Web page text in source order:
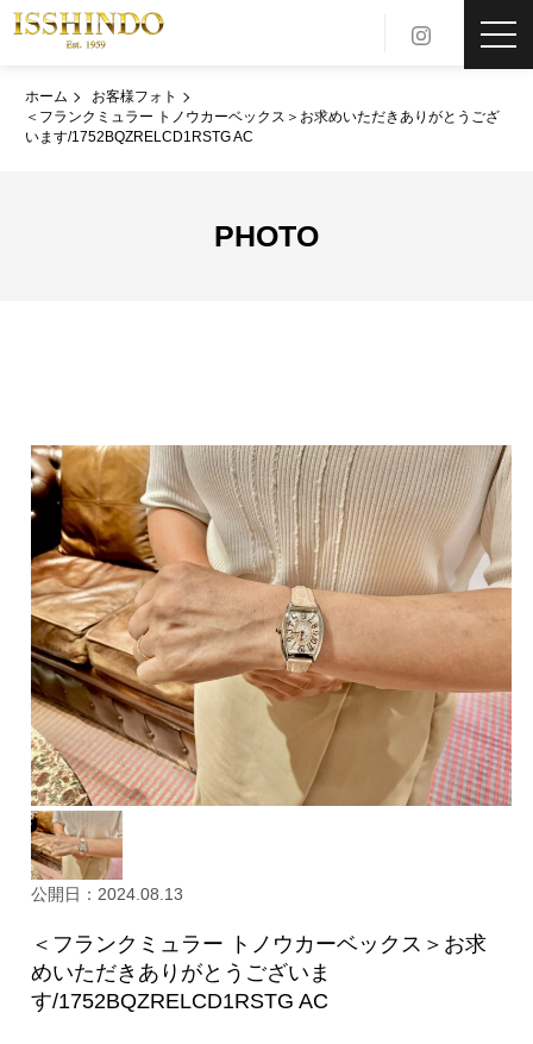
ホーム
お客様フォト
＜フランクミュラー トノウカーベックス＞お求めいただきありがとうござ
います/1752BQZRELCD1RSTG AC
PHOTO
公開日：2024.08.13
＜フランクミュラー トノウカーベックス＞お求
めいただきありがとうございま
す/1752BQZRELCD1RSTG AC